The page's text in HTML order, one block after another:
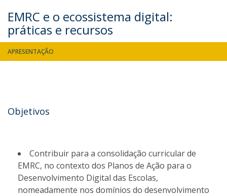
EMRC e o ecossistema digital:
práticas e recursos
APRESENTAÇÃO
Objetivos
Contribuir para a consolidação curricular de
EMRC, no contexto dos Planos de Ação para o
Desenvolvimento Digital das Escolas,
nomeadamente nos domínios do desenvolvimento